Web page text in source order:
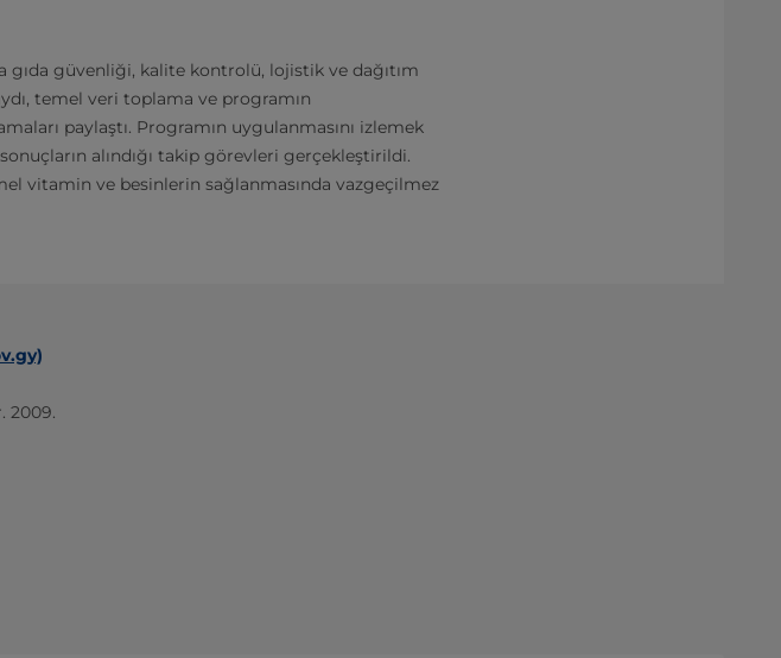
gıda güvenliği, kalite kontrolü, lojistik ve dağıtım
temel veri toplama ve programın
paylaştı. Programın uygulanmasını izlemek
alındığı takip görevleri gerçekleştirildi.
vitamin ve besinlerin sağlanmasında vazgeçilmez
2009.